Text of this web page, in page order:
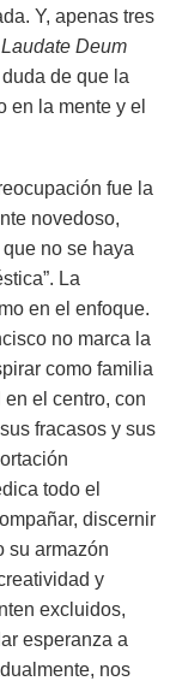
Y, apenas tres
Laudate Deum
de que la
en la mente y el
fue la
novedoso,
no se haya
La
en el enfoque.
no marca la
como familia
el centro, con
fracasos y sus
todo el
discernir
su armazón
y
excluidos,
esperanza a
nos